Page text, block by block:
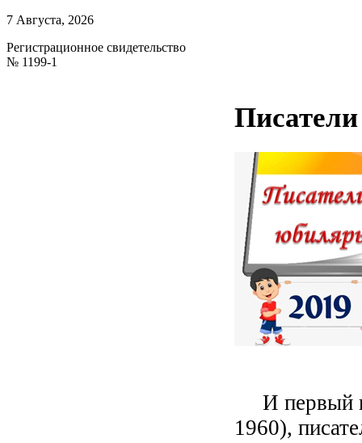
7 Августа, 2026
Регистрационное свидетельство
№ 1199-1
И первый
1960),